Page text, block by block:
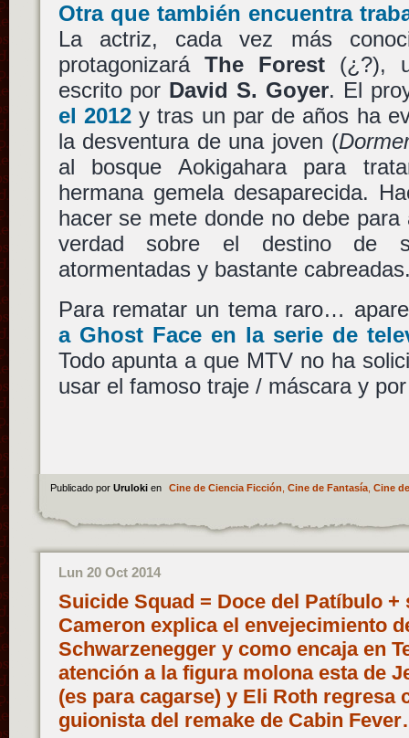
Otra que también encuentra
La actriz, cada vez más
protagonizará The Forest(¿?),
escrito por David S. Goyer. El
el 2012y tras un par de años ha
la desventura de una joven (
al bosque Aokigahara para
hermana gemela desaparecida.
hacer se mete donde no debe
verdad sobre el destino de
atormentadas y bastante
Para rematar un tema raro…
a Ghost Faceen la serie de
Todo apunta a que MTV no ha
usar el famoso traje / máscara y
Publicado por Uruloki en Cine de Ciencia Ficción Cine de Fantasía, Cine
Lun 20 Oct 2014
Suicide Squad = Doce del Patíbulo
Cameron explica el envejecimiento
Schwarzenegger y como encaja en
atención a la figura molona esta de
(es para cagarse) y Eli Roth regresa
guionista del remake de Cabin